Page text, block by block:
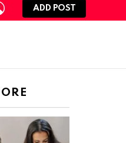
LOGIN
ADD POST